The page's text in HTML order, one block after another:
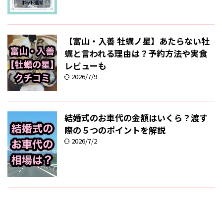
【富山・入善 牡蠣ノ星】あたらない牡
蠣と言われる理由は？予約方法や実食
レビューも
2026/7/9
結婚式のお車代の金額はいくら？渡す
際の５つのポイントを解説
2026/7/2